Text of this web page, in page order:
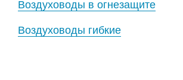
Воздуховоды в огнезащите
Воздуховоды гибкие